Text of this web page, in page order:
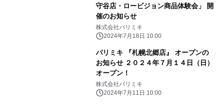
守谷店・ロービジョン商品体験会」 開
催のお知らせ
株式会社パリミキ
2024年7月18日 10:00
パリミキ 『札幌北郷店』 オープンの
お知らせ ２０２４年７月１４日（日）
オープン！
株式会社パリミキ
2024年7月11日 10:00